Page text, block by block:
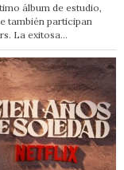
álbum de estudio,
también participan
La exitosa…